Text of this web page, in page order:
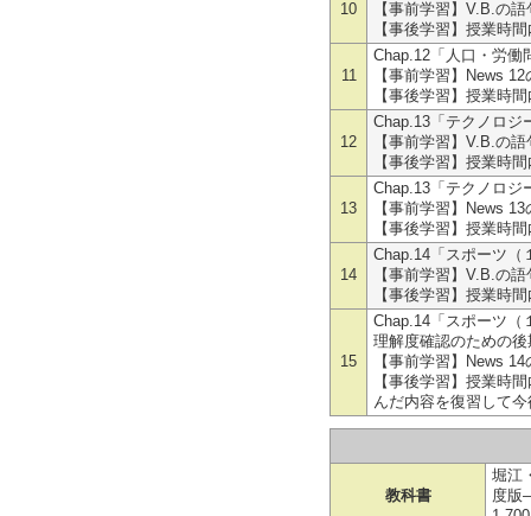
10
【事前学習】V.B.の
【事後学習】授業時
11
Chap.12「人口・労働
【事前学習】News
【事後学習】授業時
12
Chap.13「テクノロジ
【事前学習】V.B.の
【事後学習】授業時
13
Chap.13「テクノロジ
【事前学習】News
【事後学習】授業時
14
Chap.14「スポーツ（
【事前学習】V.B.の
【事後学習】授業時
15
Chap.14「スポーツ（
理解度確認のための
【事前学習】News
【事後学習】授業時
んだ内容を復習して
教科書
堀江
度版